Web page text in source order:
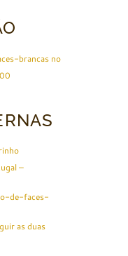
brancas no
–
de-faces-
as duas